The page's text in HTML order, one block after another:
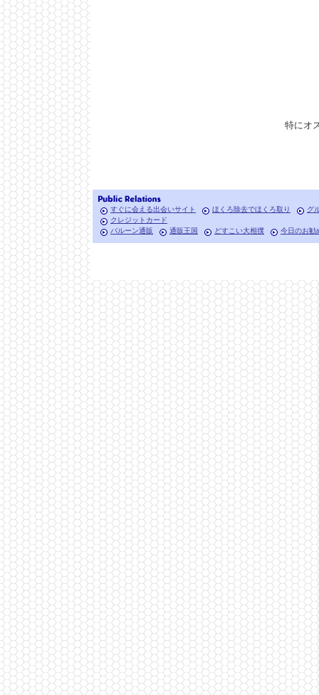
特に
すぐに会える出会いサイト ほくろ除去でほくろ取り
グ
クレジットカード
バルーン通販
通販王国 どすこい大相撲 今日のお勧